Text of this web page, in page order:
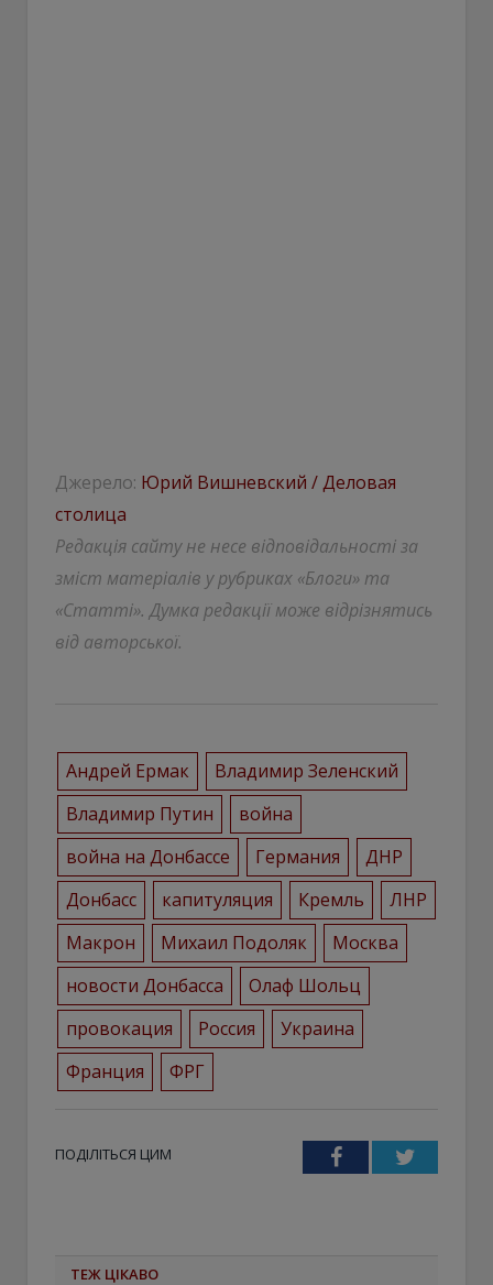
Джерело: Юрий Вишневский / Деловая
столица
Редакція сайту не несе відповідальності за
зміст матеріалів у рубриках «Блоги» та
«Статті». Думка редакції може відрізнятись
від авторської.
Андрей Ермак
Владимир Зеленский
Владимир Путин
война
война на Донбассе
Германия
ДНР
Донбасс
капитуляция Кремль
ЛНР
Макрон
Михаил Подоляк
Москва
новости Донбасса
Олаф Шольц
провокация
Россия
Украина
Франция
ФРГ
ПОДІЛІТЬСЯ ЦИМ FacebookTwitter
ТЕЖ ЦІКАВО